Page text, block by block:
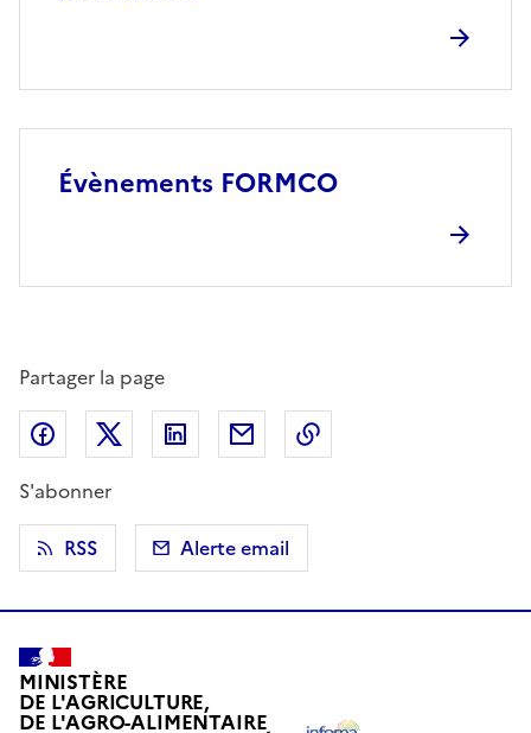
Évènements FORMCO
Partager la page
Partager sur Facebook
Partager sur X (anciennement Twitter)
Partager sur LinkedIn
Partager par email
S'abonner
RSS
Alerte email
MINISTÈRE
DE L'AGRICULTURE,
DE L'AGRO-ALIMENTAIRE